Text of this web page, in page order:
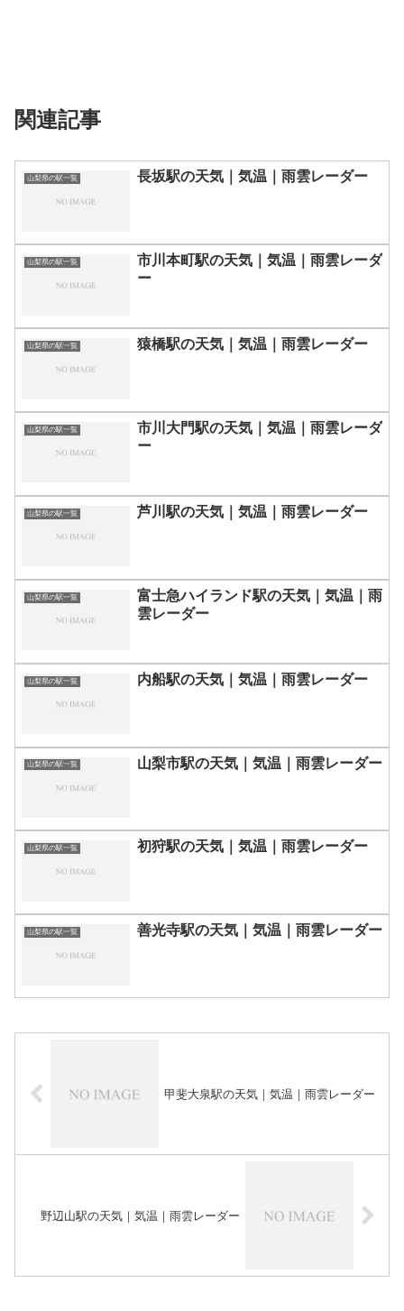
関連記事
山梨県の駅一覧 長坂駅の天気｜気温｜雨雲レーダー
山梨県の駅一覧
市川本町駅の天気｜気温｜雨雲レーダ
ー
山梨県の駅一覧 猿橋駅の天気｜気温｜雨雲レーダー
山梨県の駅一覧
市川大門駅の天気｜気温｜雨雲レーダ
ー
山梨県の駅一覧 芦川駅の天気｜気温｜雨雲レーダー
山梨県の駅一覧
富士急ハイランド駅の天気｜気温｜雨
雲レーダー
山梨県の駅一覧 内船駅の天気｜気温｜雨雲レーダー
山梨県の駅一覧 山梨市駅の天気｜気温｜雨雲レーダー
山梨県の駅一覧 初狩駅の天気｜気温｜雨雲レーダー
山梨県の駅一覧 善光寺駅の天気｜気温｜雨雲レーダー
甲斐大泉駅の天気｜気温｜雨雲レーダー
野辺山駅の天気｜気温｜雨雲レーダー